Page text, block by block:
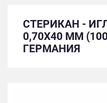
СТЕРИКАН -
0,70Х40 ММ
ГЕРМАНИЯ